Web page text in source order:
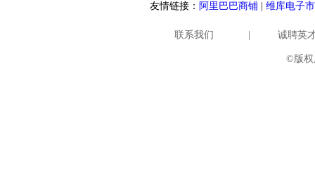
友情链接： 阿里巴巴商铺 维库电子
联系我们 诚聘英
©版权